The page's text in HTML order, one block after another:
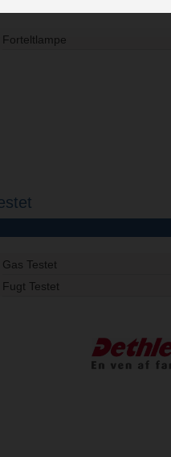
Forteltlampe
Gas Testet
Fugt Testet